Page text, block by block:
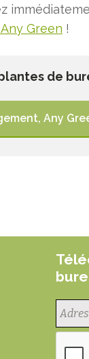
Green !
de
Any